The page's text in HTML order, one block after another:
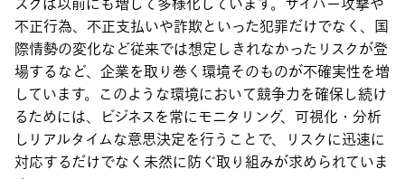
スクは以前にも増して多様化しています。サイバー攻撃や
不正行為、不正支払いや詐欺といった犯罪だけでなく、国
際情勢の変化など従来では想定しきれなかったリスクが登
場するなど、企業を取り巻く環境そのものが不確実性を増
しています。このような環境において競争力を確保し続け
るためには、ビジネスを常にモニタリング、可視化・分析
しリアルタイムな意思決定を行うことで、リスクに迅速に
対応するだけでなく未然に防ぐ取り組みが求められていま